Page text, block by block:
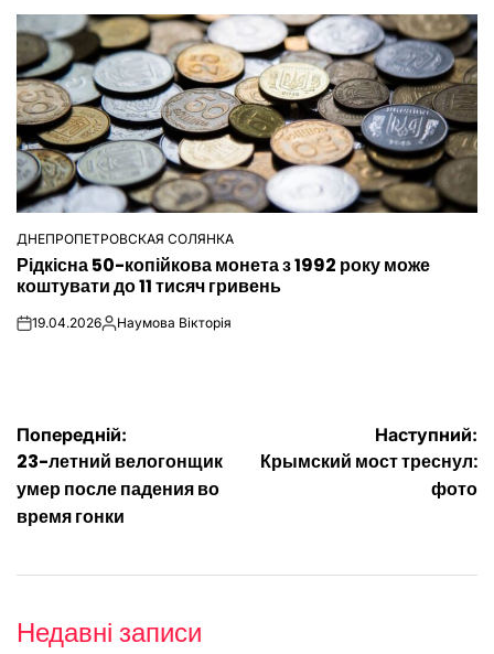
ОПУБЛІКУВАТИ
У
ДНЕПРОПЕТРОВСКАЯ СОЛЯНКА
Рідкісна 50-копійкова монета з 1992 року може
коштувати до 11 тисяч гривень
on19.04.2026Опубліковано
Наумова Вікторія
Навігація
записів
Попередній:
23-летний велогонщик
умер после падения во
время гонки
Наступний:
Крымский мост треснул:
фото
Недавні записи